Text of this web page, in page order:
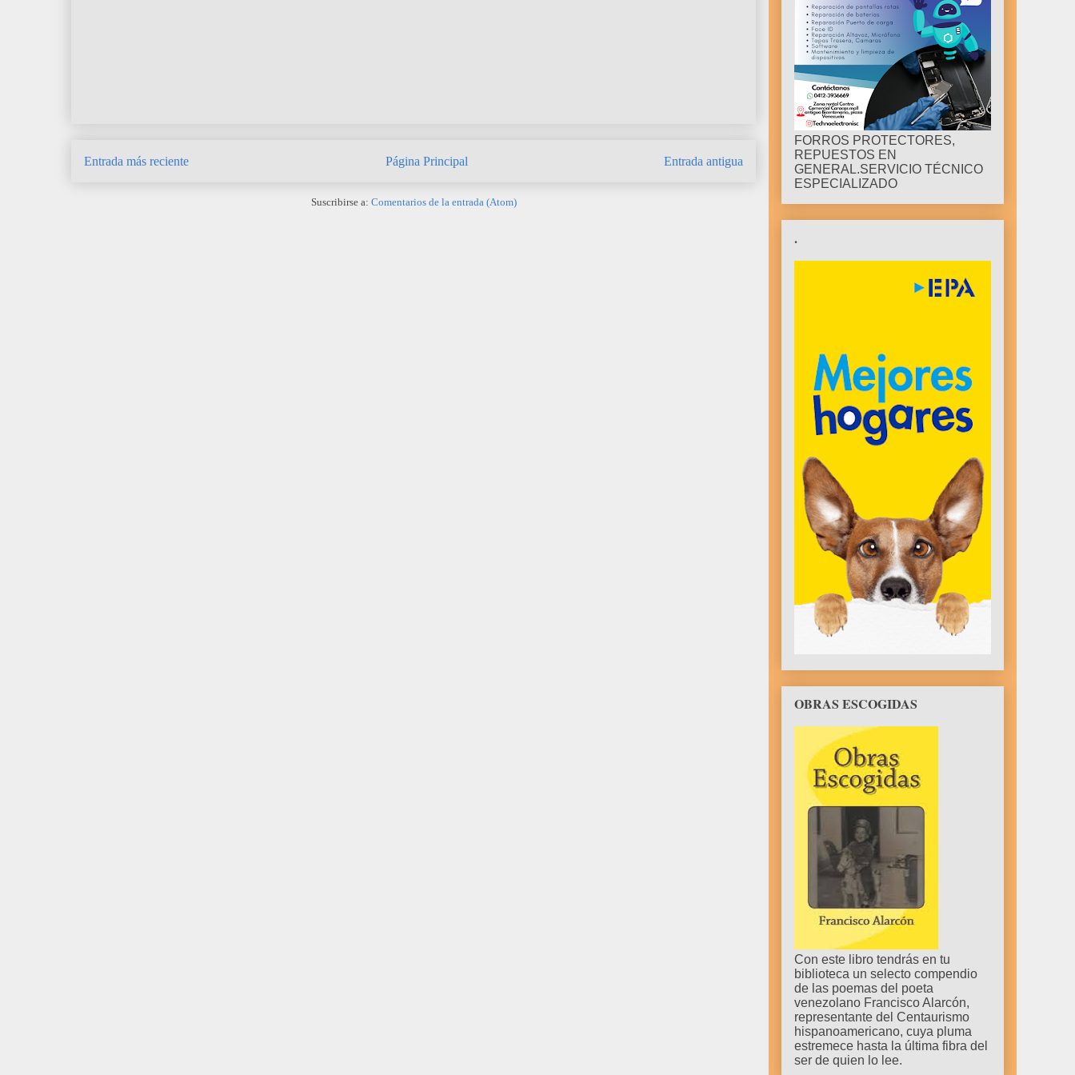
Entrada más reciente Entrada antigua
Página Principal
Suscribirse a: Comentarios de la entrada (Atom)
FORROS PROTECTORES,
REPUESTOS EN
GENERAL.SERVICIO TÉCNICO
ESPECIALIZADO
.
OBRAS ESCOGIDAS
Con este libro tendrás en tu
biblioteca un selecto compendio
de las poemas del poeta
venezolano Francisco Alarcón,
representante del Centaurismo
hispanoamericano, cuya pluma
estremece hasta la última fibra del
ser de quien lo lee.